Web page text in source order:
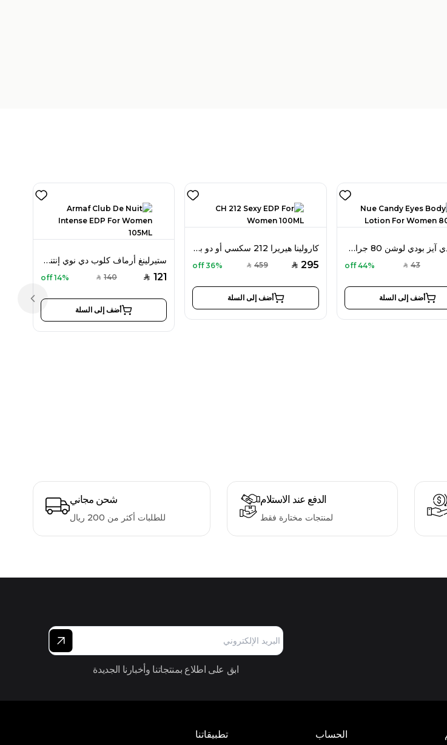
ستيرلينغ أرماف كلوب دي نوي إنتنس أو دو بارفان 105 مل للنساء
SAR 121
SAR 140
14% off
أضف إلى السلة
كارولينا هيريرا 212 سكسي أو دو بارفان 100 مل للنساء
SAR 295
SAR 459
36% off
أضف إلى السلة
نيو كاندي آيز بودي لوشن 80 جرام للنساء
SAR 43
44% off
أضف إلى السلة
Previous slide
شحن مجاني
للطلبات أكثر من 200 ريال
الدفع عند الاستلام
لمنتجات مختارة فقط
ابق على اطلاع بمنتجاتنا وأخبارنا الجديدة
الحساب تطبيقاتنا